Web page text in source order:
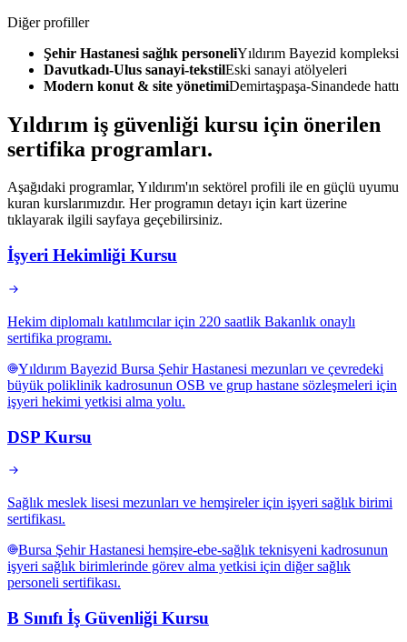
Diğer profiller
Şehir Hastanesi sağlık personeliYıldırım Bayezid kompleksi
Davutkadı-Ulus sanayi-tekstilEski sanayi atölyeleri
Modern konut & site yönetimiDemirtaşpaşa-Sinandede hattı
Yıldırım iş güvenliği kursu için önerilen
sertifika programları.
Aşağıdaki programlar, Yıldırım'ın sektörel profili ile en güçlü uyumu
kuran kurslarımızdır. Her programın detayı için kart üzerine
tıklayarak ilgili sayfaya geçebilirsiniz.
İşyeri Hekimliği Kursu
Hekim diplomalı katılımcılar için 220 saatlik Bakanlık onaylı
sertifika programı.
Yıldırım Bayezid Bursa Şehir Hastanesi mezunları ve çevredeki
büyük poliklinik kadrosunun OSB ve grup hastane sözleşmeleri için
işyeri hekimi yetkisi alma yolu.
DSP Kursu
Sağlık meslek lisesi mezunları ve hemşireler için işyeri sağlık birimi
sertifikası.
Bursa Şehir Hastanesi hemşire-ebe-sağlık teknisyeni kadrosunun
işyeri sağlık birimlerinde görev alma yetkisi için diğer sağlık
personeli sertifikası.
B Sınıfı İş Güvenliği Kursu